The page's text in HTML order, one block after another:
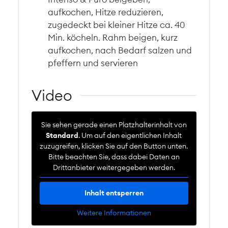
aufkochen, Hitze reduzieren,
zugedeckt bei kleiner Hitze ca. 40
Min. köcheln. Rahm beigen, kurz
aufkochen, nach Bedarf salzen und
pfeffern und servieren
Video
Sie sehen gerade einen Platzhalterinhalt von
Standard. Um auf den eigentlichen Inhalt
zuzugreifen, klicken Sie auf den Button unten.
Bitte beachten Sie, dass dabei Daten an
Drittanbieter weitergegeben werden.
Inhalt entsperren
Weitere Informationen